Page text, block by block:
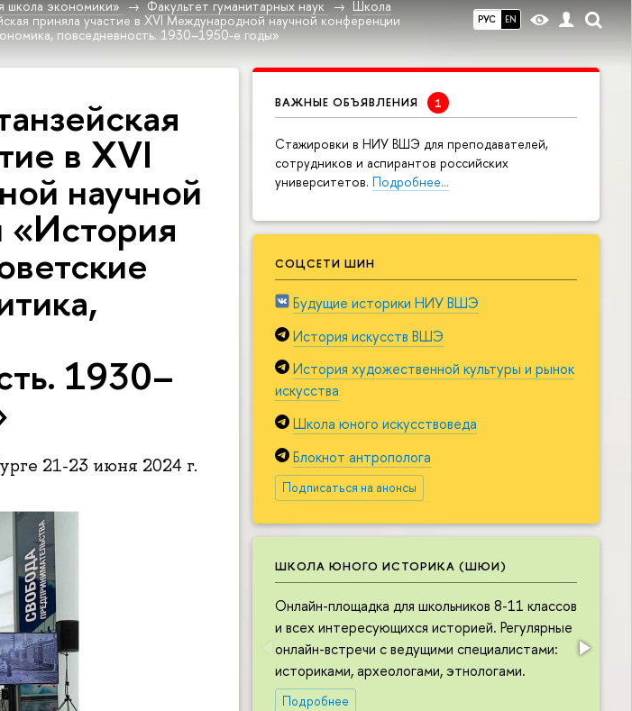
РУС EN
школа экономики» Факультет гуманитарных наук
Школа
приняла участие в XVI Международной научной конференции
повседневность. 1930–1950-е годы»
ВАЖНЫЕ ОБЪЯВЛЕНИЯ
Cтажировки в НИУ ВШЭ для преподавателей,
сотрудников и аспирантов российских
университетов. Подробнее…
СОЦСЕТИ ШИН
Будущие историки НИУ ВШЭ
История искусств ВШЭ
История художественной культуры и рынок
искусства
Школа юного искусствоведа
Блокнот антрополога
Подписаться на анонсы
ШКОЛА ЮНОГО ИСТОРИКА (ШЮИ)
Онлайн-площадка для школьников 8-11 классов
и всех интересующихся историей. Регулярные
онлайн-встречи с ведущими специалистами:
историками, археологами, этнологами.
Подробнее
в XVI
научной
1930–
21-23 июня 2024 г.